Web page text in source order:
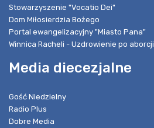
Stowarzyszenie "Vocatio Dei"
Dom Miłosierdzia Bożego
Portal ewangelizacyjny "Miasto Pana"
Winnica Racheli - Uzdrowienie po aborcji
Media diecezjalne
Gość Niedzielny
Radio Plus
Dobre Media